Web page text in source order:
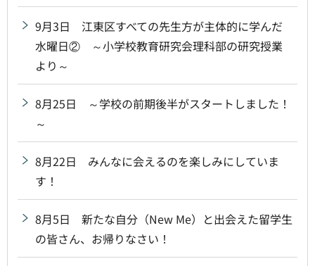
9月3日 江東区すべての先生方が主体的に学んだ
水曜日② ～小学校教育研究会理科部の研究授業
より～
8月25日 ～学校の前期後半がスタートしました！
～
8月22日 みんなに会えるのを楽しみにしていま
す！
8月5日 新たな自分（New Me）と出会えた留学生
の皆さん、お帰りなさい！